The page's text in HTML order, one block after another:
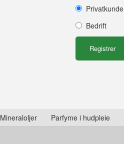
Privatkunde
Bedrift
Mineraloljer Parfyme i hudpleie